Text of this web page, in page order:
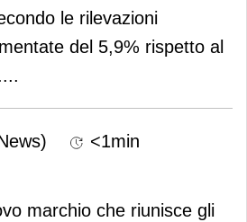
le rilevazioni
del 5,9% rispetto al
...
<1min
marchio che riunisce gli